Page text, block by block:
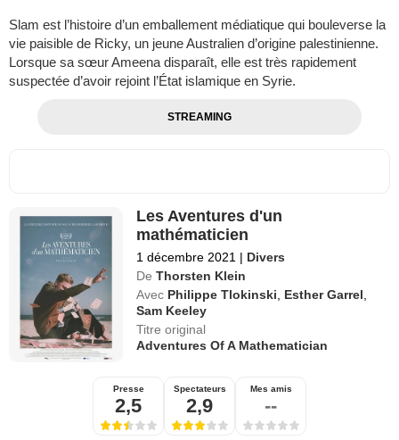
Slam est l’histoire d’un emballement médiatique qui bouleverse la
vie paisible de Ricky, un jeune Australien d’origine palestinienne.
Lorsque sa sœur Ameena disparaît, elle est très rapidement
suspectée d’avoir rejoint l’État islamique en Syrie.
STREAMING
Les Aventures d'un
mathématicien
1 décembre 2021 | Divers
De Thorsten Klein
Avec Philippe Tlokinski Esther Garrel
Sam Keeley
Titre original
Adventures Of A Mathematician
Presse
2,5
Spectateurs
2,9
Mes amis
--